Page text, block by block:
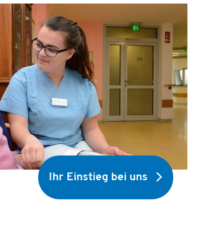
Ihr Einstieg bei uns